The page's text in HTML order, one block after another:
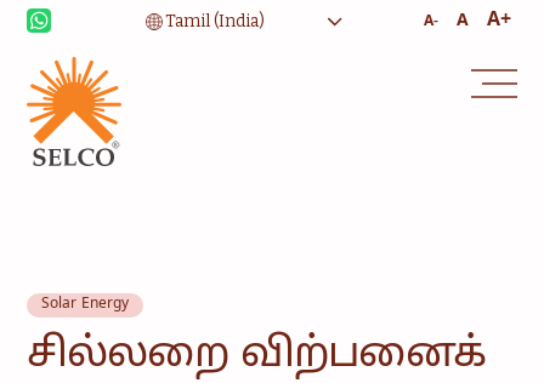
A- A A+
Solar Energy
சில்லறை விற்பனைக்